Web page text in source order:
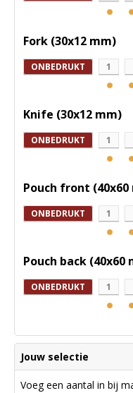
Fork (30x12 mm)
ONBEDRUKT 1
Knife (30x12 mm)
ONBEDRUKT 1
Pouch front (40x60
ONBEDRUKT 1
Pouch back (40x60
ONBEDRUKT 1
Jouw selectie
Voeg een aantal in bij